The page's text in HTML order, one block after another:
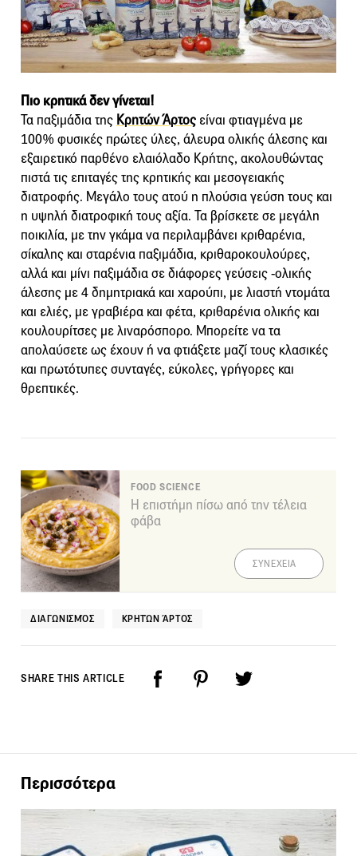
Πιο κρητικά δεν γίνεται!
Τα παξιμάδια της Κρητών Άρτος είναι φτιαγμένα με
100% φυσικές πρώτες ύλες, άλευρα ολικής άλεσης και
εξαιρετικό παρθένο ελαιόλαδο Κρήτης, ακολουθώντας
πιστά τις επιταγές της κρητικής και μεσογειακής
διατροφής. Μεγάλο τους ατού η πλούσια γεύση τους και
η υψηλή διατροφική τους αξία. Τα βρίσκετε σε μεγάλη
ποικιλία, με την γκάμα να περιλαμβάνει κριθαρένια,
σίκαλης και σταρένια παξιμάδια, κριθαροκουλούρες,
αλλά και μίνι παξιμάδια σε διάφορες γεύσεις -ολικής
άλεσης με 4 δημητριακά και χαρούπι, με λιαστή ντομάτα
και ελιές, με γραβιέρα και φέτα, κριθαρένια ολικής και
κουλουρίτσες με λιναρόσπορο. Μπορείτε να τα
απολαύσετε ως έχουν ή να φτιάξετε μαζί τους κλασικές
και πρωτότυπες συνταγές, εύκολες, γρήγορες και
θρεπτικές.
FOOD SCIENCE
Η επιστήμη πίσω από την τέλεια
φάβα
ΣΥΝΕΧΕΙΑ
ΔΙΑΓΩΝΙΣΜΌΣ ΚΡΗΤΏΝ ΆΡΤΟΣ
SHARE THIS ARTICLE
Περισσότερα